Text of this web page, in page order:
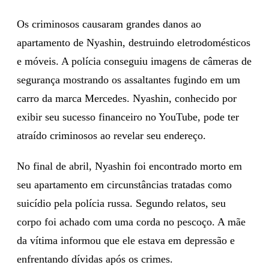
Os criminosos causaram grandes danos ao
apartamento de Nyashin, destruindo eletrodomésticos
e móveis. A polícia conseguiu imagens de câmeras de
segurança mostrando os assaltantes fugindo em um
carro da marca Mercedes. Nyashin, conhecido por
exibir seu sucesso financeiro no YouTube, pode ter
atraído criminosos ao revelar seu endereço.
No final de abril, Nyashin foi encontrado morto em
seu apartamento em circunstâncias tratadas como
suicídio pela polícia russa. Segundo relatos, seu
corpo foi achado com uma corda no pescoço. A mãe
da vítima informou que ele estava em depressão e
enfrentando dívidas após os crimes.